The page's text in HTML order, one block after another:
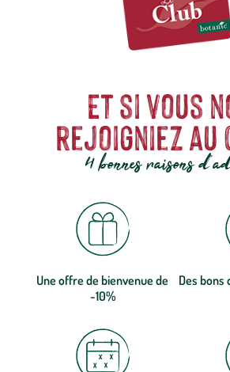
Et si vous
rejoigniez au
4 bonnes raisons
Une offre de bienvenue de
-10%
Des bons